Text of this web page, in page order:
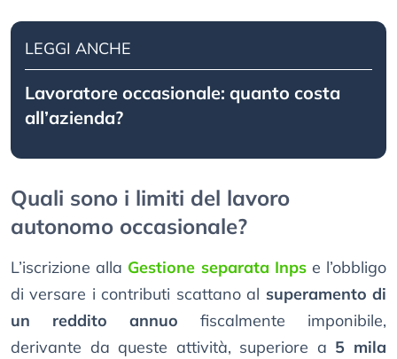
LEGGI ANCHE
Lavoratore occasionale: quanto costa
all’azienda?
Quali sono i limiti del lavoro
autonomo occasionale?
L’iscrizione alla Gestione separata Inpse l’obbligo
di versare i contributi scattano al superamento di
un reddito annuo fiscalmente imponibile,
derivante da queste attività, superiore a 5 mila